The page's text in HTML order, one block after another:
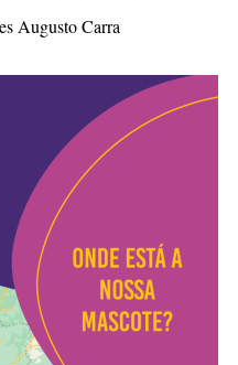
Augusto Carra